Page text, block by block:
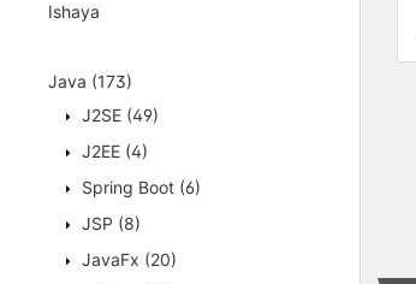
Ishaya
Java (173)
J2SE (49)
J2EE (4)
Spring Boot (6)
JSP (8)
JavaFx (20)